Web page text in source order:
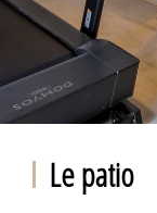
Le patio